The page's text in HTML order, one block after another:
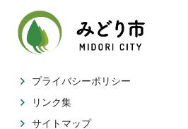
プライバシーポリシー
リンク集
サイトマップ